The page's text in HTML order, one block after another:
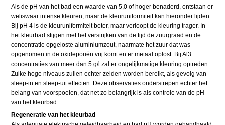
Als de pH van het bad een waarde van 5,0 of hoger benaderd, ontstaan er
weliswaar intense kleuren, maar de kleuruniformiteit kan hieronder lijden.
Bij pH 4 is de kleuruniformiteit beter, maar verloopt de kleuring trager. In
het kleurbad stijgen met het verstrijken van de tijd de zuurgraad en de
concentratie opgeloste aluminiumzout, naarmate het zuur dat was
opgenomen in de oxideporiën vrij komt en er metaal oplost. Bij Al3+
concentraties van meer dan 5 g/l zal er ongelijkmatige kleuring optreden.
Zulke hoge niveaus zullen echter zelden worden bereikt, als gevolg van
sleep-in en sleep-uit effecten. Deze observaties onderstrepen echter het
belang van voorspoelen, dat net zo belangrijk is als controle van de pH
van het kleurbad.
Regeneratie van het kleurbad